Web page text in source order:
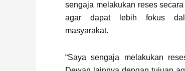
sengaja melakukan reses
agar dapat lebih fokus
masyarakat.
“Saya sengaja melakukan